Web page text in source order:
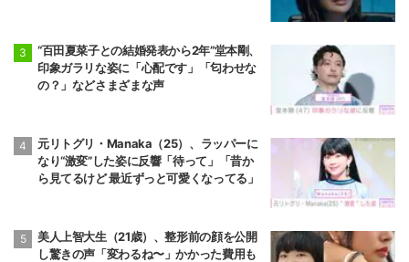
“百田夏菜子との結婚発表から2年”堂本剛、
印象ガラリな姿に「心配です」「匂わせな
の？」などさまざまな声
元リトグリ・Manaka（25）、ラッパーに
なり“激変”した姿に反響「待って」「昔か
ら見てるけど 最近ずっと可愛くなってる」
美人上智大生（21歳）、整形前の顔を公開
し驚きの声「変わるね〜」かかった費用も